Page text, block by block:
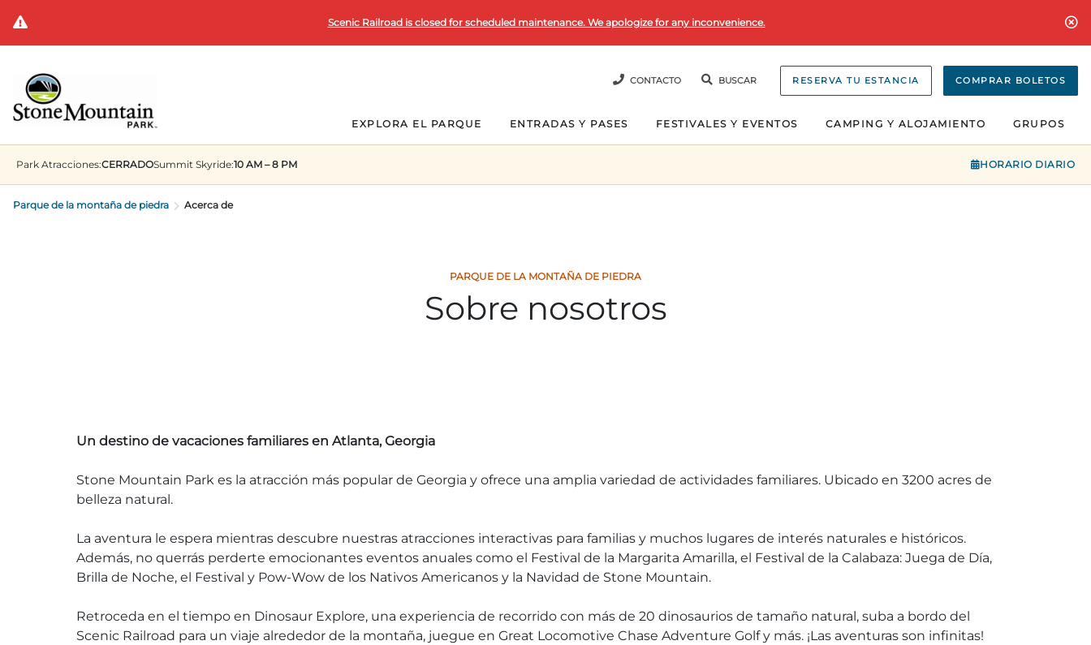
Scenic Railroad is closed for scheduled maintenance. We apologize for any inconvenience.
CONTACTO BUSCAR RESERVA TU ESTANCIA COMPRAR BOLETOS
EXPLORA EL PARQUE ENTRADAS Y PASES FESTIVALES Y EVENTOS CAMPING Y ALOJAMIENTO GRUPOS
Park Atracciones:CERRADOSummit Skyride:10 AM – 8 PM HORARIO DIARIO
Parque de la montaña de piedra Acerca de
PARQUE DE LA MONTAÑA DE PIEDRA
Sobre nosotros
Un destino de vacaciones familiares en Atlanta, Georgia
Stone Mountain Park es la atracción más popular de Georgia y ofrece una amplia variedad de actividades familiares. Ubicado en 3200 acres de
belleza natural.
La aventura le espera mientras descubre nuestras atracciones interactivas para familias y muchos lugares de interés naturales e históricos.
Además, no querrás perderte emocionantes eventos anuales como el Festival de la Margarita Amarilla, el Festival de la Calabaza: Juega de Día,
Brilla de Noche, el Festival y Pow-Wow de los Nativos Americanos y la Navidad de Stone Mountain.
Retroceda en el tiempo en Dinosaur Explore, una experiencia de recorrido con más de 20 dinosaurios de tamaño natural, suba a bordo del
Scenic Railroad para un viaje alrededor de la montaña, juegue en Great Locomotive Chase Adventure Golf y más. ¡Las aventuras son infinitas!